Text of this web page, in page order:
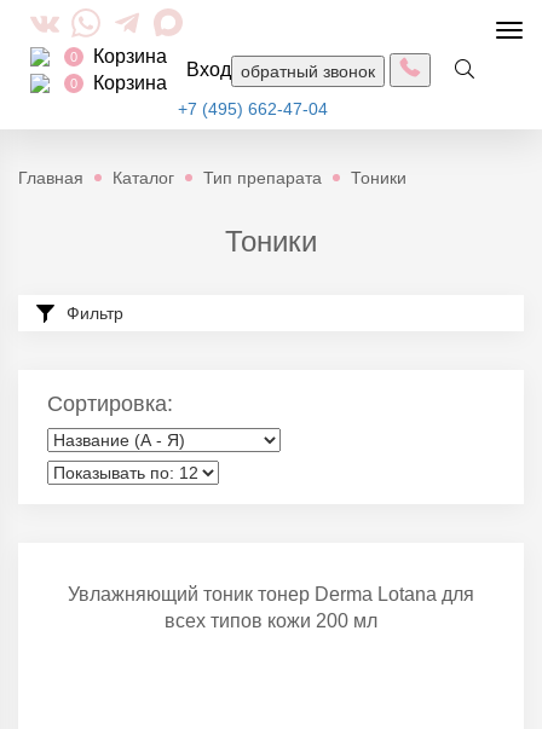
0 Корзина
0 Корзина
Вход обратный звонок
+7 (495) 662-47-04
Главная Каталог Тип препарата Тоники
Тоники
Фильтр
Сортировка:
Увлажняющий тоник тонер Derma Lotana для
всех типов кожи 200 мл